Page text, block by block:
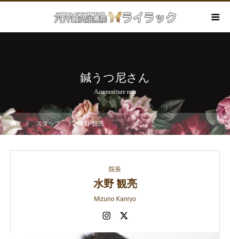
鍼うつ尼さん
Acupuncture nun
スタッフ 水野 観亮
院長
水野 観亮
Mizuno Kanryo